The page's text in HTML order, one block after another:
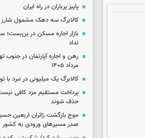
پاییز پرباران در راه ایران
کالابرگ سه دهک مشمول
بازار اجاره مسکن در
نداد
مرداد ۱۴۰۵
کالابرگ یک میلیونی در نبرد با
پرداخت مستقیم مزد کافی نیست؛
حذف شوند
موج بازگشت زائران اربعین
صدر مسیرهای ورودی به کشور